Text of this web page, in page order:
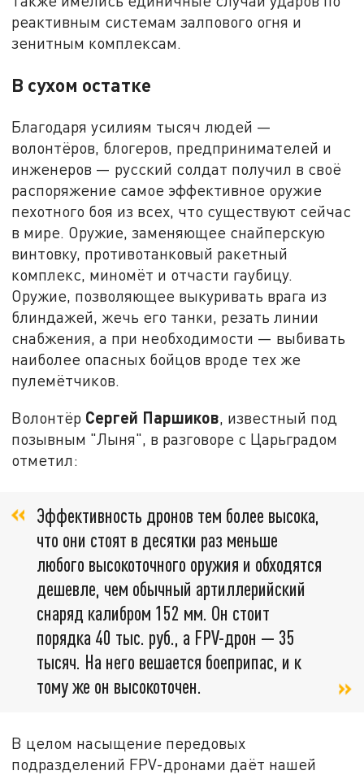
реактивным системам залпового огня и
зенитным комплексам.
В сухом остатке
Благодаря усилиям тысяч людей —
волонтёров, блогеров, предпринимателей и
инженеров — русский солдат получил в своё
распоряжение самое эффективное оружие
пехотного боя из всех, что существуют сейчас
в мире. Оружие, заменяющее снайперскую
винтовку, противотанковый ракетный
комплекс, миномёт и отчасти гаубицу.
Оружие, позволяющее выкуривать врага из
блиндажей, жечь его танки, резать линии
снабжения, а при необходимости — выбивать
наиболее опасных бойцов вроде тех же
пулемётчиков.
Волонтёр Сергей Паршиков, известный под
позывным "Лыня", в разговоре с Царьградом
отметил:
Эффективность дронов тем более высока,
что они стоят в десятки раз меньше
любого высокоточного оружия и обходятся
дешевле, чем обычный артиллерийский
снаряд калибром 152 мм. Он стоит
порядка 40 тыс. руб., а FPV-дрон — 35
тысяч. На него вешается боеприпас, и к
тому же он высокоточен.
В целом насыщение передовых
подразделений FPV-дронами даёт нашей